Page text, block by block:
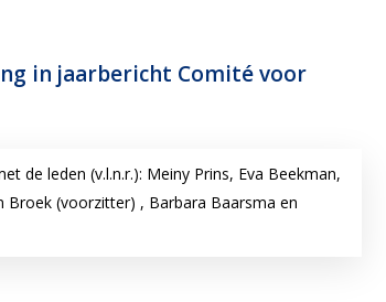
in jaarbericht Comité voor
de leden (v.l.n.r.): Meiny Prins, Eva Beekman,
Broek (voorzitter) , Barbara Baarsma en